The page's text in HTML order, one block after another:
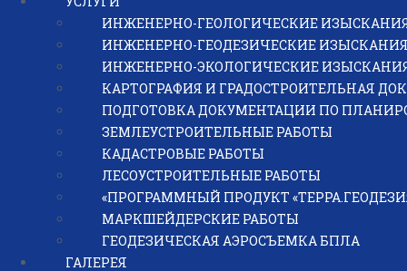
ИНЖЕНЕРНО-ГЕОЛОГИЧЕСКИЕ
ИНЖЕНЕРНО-ГЕОДЕЗИЧЕСКИЕ
ИНЖЕНЕРНО-ЭКОЛОГИЧЕСКИЕ
КАРТОГРАФИЯ И ГРАДОСТРОИТЕЛЬНАЯ
ПОДГОТОВКА ДОКУМЕНТАЦИИ ПО
ЗЕМЛЕУСТРОИТЕЛЬНЫЕ РАБОТЫ
КАДАСТРОВЫЕ РАБОТЫ
ЛЕСОУСТРОИТЕЛЬНЫЕ РАБОТЫ
«ПРОГРАММНЫЙ ПРОДУКТ
МАРКШЕЙДЕРСКИЕ РАБОТЫ
ГЕОДЕЗИЧЕСКАЯ АЭРОСЪЕМКА БПЛА
ГАЛЕРЕЯ
Получите
по телефону: 8
Или оставьте заявку, и наш специалист
вопросы